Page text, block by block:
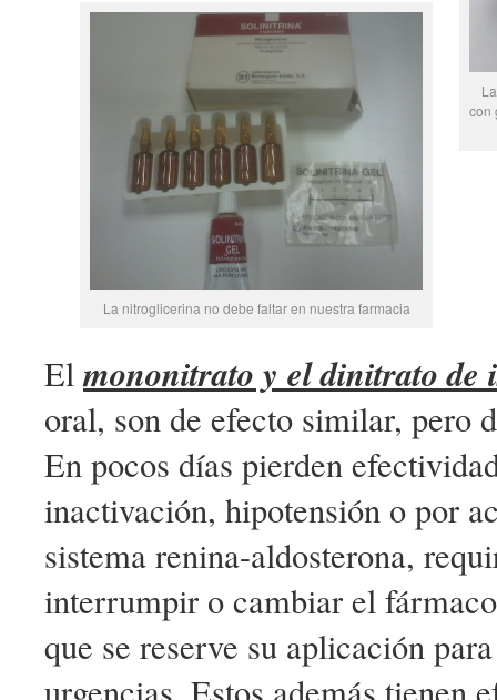
con
La nitroglicerina no debe faltar en nuestra farmacia
Elmononitrato y el dinitrato de
oral, son de efecto similar, pero
En pocos días pierden
inactivación, hipotensión o por
sistema renina-aldosterona,
interrumpir o cambiar el
que se reserve su aplicación